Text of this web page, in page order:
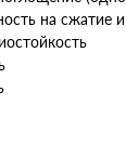
на сжатие